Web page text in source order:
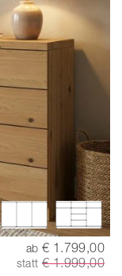
ab € 1.799,00
statt € 1.999,00